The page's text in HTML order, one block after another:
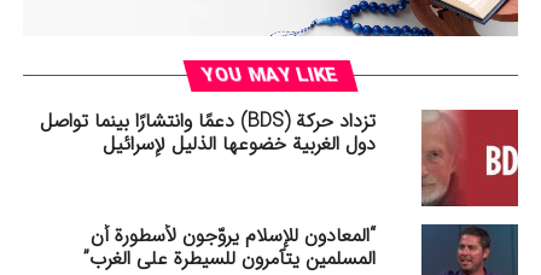
YOU MAY LIKE
تزداد حركة (BDS) دعمًا وانتشارًا بينما تواصل
دول الغربیة خضوعها الذليل لإسرائيل
“المعادون للإسلام يروّجون لأسطورة أن
المسلمين يتآمرون للسيطرة على الغرب”